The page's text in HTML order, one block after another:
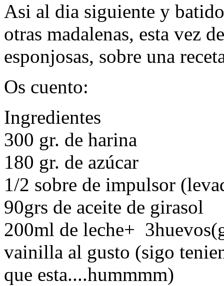
Asi al dia siguiente y
otras madalenas, esta vez
esponjosas, sobre una
Os cuento:
Ingredientes
300 gr. de harina
180 gr. de azúcar
1/2 sobre de impulsor
90grs de aceite de girasol
200ml de leche+
vainilla al gusto (sigo
que esta....hummmm)